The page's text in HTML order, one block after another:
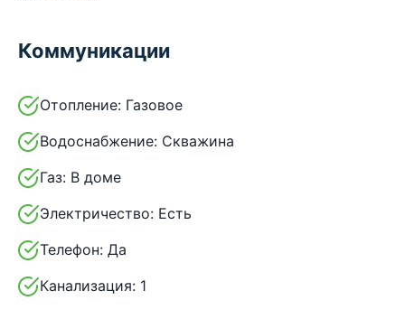
Коммуникации
Отопление: Газовое
Водоснабжение: Скважина
Газ: В доме
Электричество: Есть
Телефон: Да
Канализация: 1